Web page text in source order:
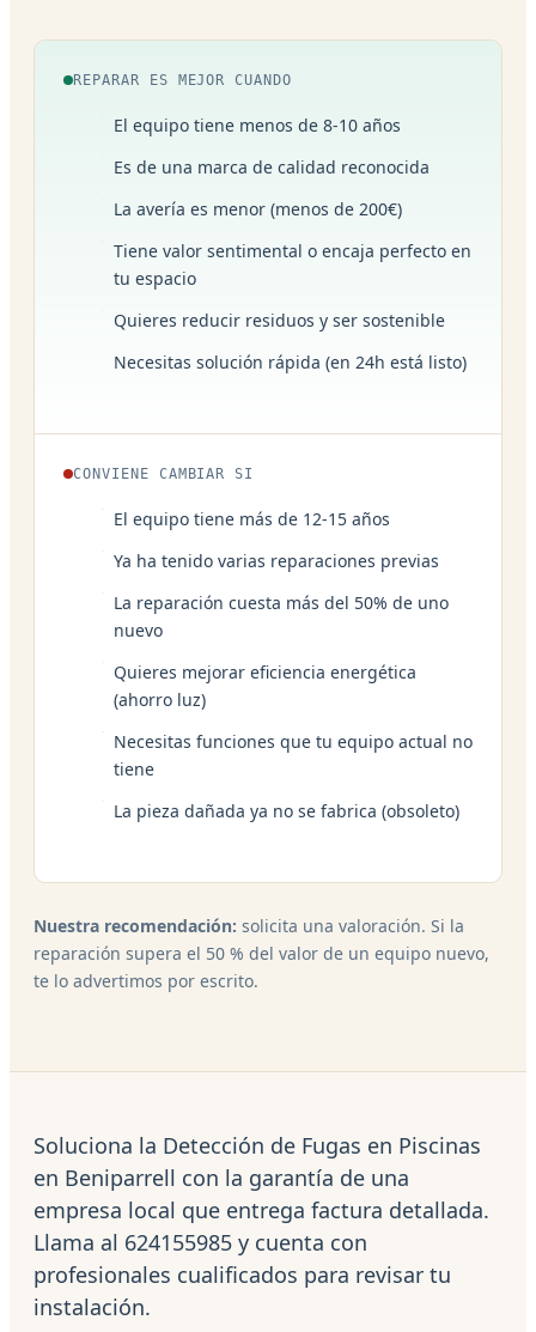
REPARAR ES MEJOR CUANDO
El equipo tiene menos de 8-10 años
Es de una marca de calidad reconocida
La avería es menor (menos de 200€)
Tiene valor sentimental o encaja perfecto en
tu espacio
Quieres reducir residuos y ser sostenible
Necesitas solución rápida (en 24h está listo)
CONVIENE CAMBIAR SI
El equipo tiene más de 12-15 años
Ya ha tenido varias reparaciones previas
La reparación cuesta más del 50% de uno
nuevo
Quieres mejorar eficiencia energética
(ahorro luz)
Necesitas funciones que tu equipo actual no
tiene
La pieza dañada ya no se fabrica (obsoleto)
Nuestra recomendación: solicita una valoración. Si la
reparación supera el 50 % del valor de un equipo nuevo,
te lo advertimos por escrito.
Soluciona la Detección de Fugas en Piscinas
en Beniparrell con la garantía de una
empresa local que entrega factura detallada.
Llama al 624155985 y cuenta con
profesionales cualificados para revisar tu
instalación.